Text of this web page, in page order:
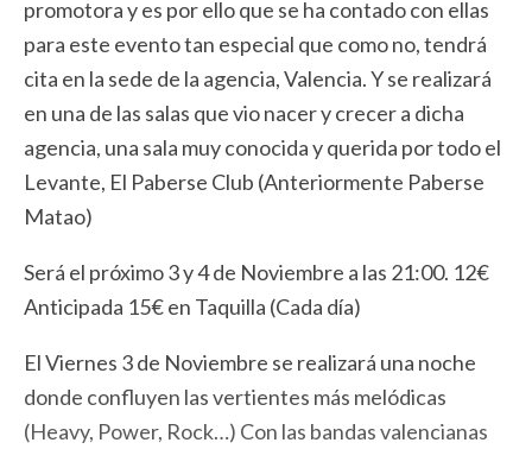
promotora y es por ello que se ha contado con ellas
para este evento tan especial que como no, tendrá
cita en la sede de la agencia, Valencia. Y se realizará
en una de las salas que vio nacer y crecer a dicha
agencia, una sala muy conocida y querida por todo el
Levante, El Paberse Club (Anteriormente Paberse
Matao)
Será el próximo 3 y 4 de Noviembre a las 21:00. 12€
Anticipada 15€ en Taquilla (Cada día)
El Viernes 3 de Noviembre se realizará una noche
donde confluyen las vertientes más melódicas
(Heavy, Power, Rock…) Con las bandas valencianas